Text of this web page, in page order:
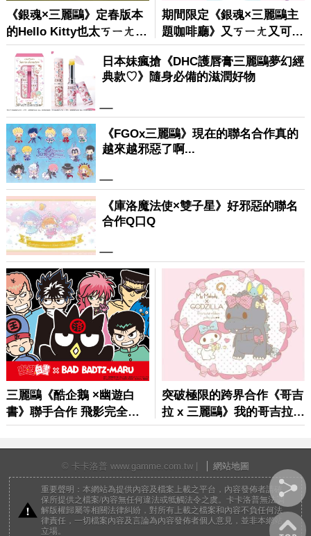
© 卡卡洛普 www.gamme.com.tw | 網站地圖
重要聲明：本網站為提供內容及檔案上載之平台，內容發佈者請確
保所提供之檔案/內容無任何違法或牴觸法令之虞。卡卡洛普無法調
解版權歸屬等相關法律糾紛，對所有上載之檔案和內容不負任何法
律責任，一切檔案內容及言論為內容發佈者個人意見，並非本網站
立場。